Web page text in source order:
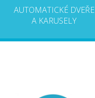
AUTOMATICKÉ DVEŘE
A KARUSELY